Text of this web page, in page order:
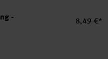
-
8,49 €*